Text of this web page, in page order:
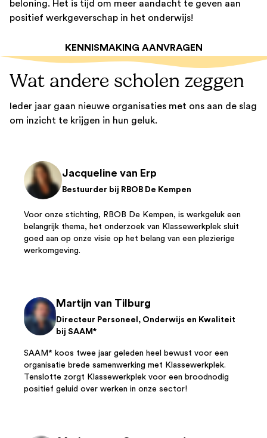
beloning. Het is tijd om meer aandacht te geven aan
positief werkgeverschap in het onderwijs!
KENNISMAKING AANVRAGEN
Wat andere scholen zeggen
Ieder jaar gaan nieuwe organisaties met ons aan de slag
om inzicht te krijgen in hun geluk.
Jacqueline van Erp
Bestuurder bij RBOB De Kempen
Voor onze stichting, RBOB De Kempen, is werkgeluk een
belangrijk thema, het onderzoek van Klassewerkplek sluit
goed aan op onze visie op het belang van een plezierige
werkomgeving.
Martijn van Tilburg
Directeur Personeel, Onderwijs en Kwaliteit
bij SAAM*
SAAM* koos twee jaar geleden heel bewust voor een
organisatie brede samenwerking met Klassewerkplek.
Tenslotte zorgt Klassewerkplek voor een broodnodig
positief geluid over werken in onze sector!